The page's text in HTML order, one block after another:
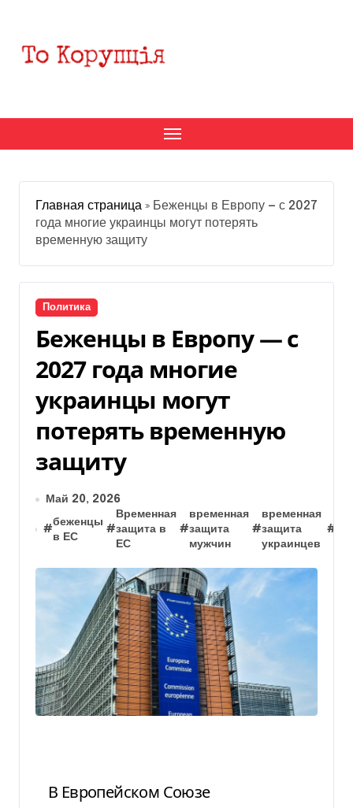
содержанию
Главная страница » Беженцы в Европу — с 2027
года многие украинцы могут потерять
временную защиту
Политика
Беженцы в Европу — с
2027 года многие
украинцы могут
потерять временную
защиту
Май 20, 2026
#
беженцы
в ЕС
#
Временная
защита в
ЕС
#
временная
защита
мужчин
#
временная
защита
украинцев
#
В Европейском Союзе